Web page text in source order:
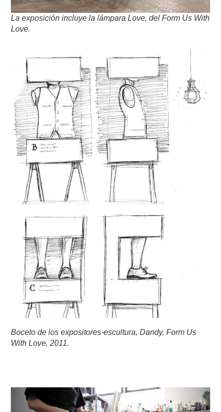
La exposición incluye la lámpara Love, del Form Us With
Love.
Boceto de los expositores-escultura, Dandy, Form Us
With Love, 2011.